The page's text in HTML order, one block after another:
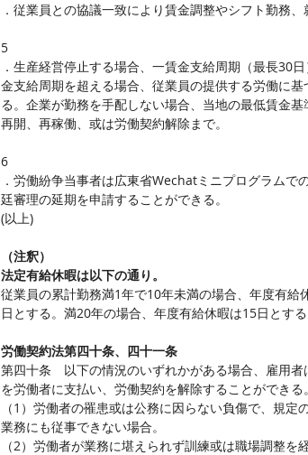
．従業員との協議一致により賃金調整やシフト勤務
5
．生産経営停止する場合、一賃金支給周期（最長30
金支給周期を超える場合、従業員の提供する労働に
る。企業が勤務を手配しない場合、当地の最低賃金
再開、再稼働、或は労働契約解除まで。
6
．労働紛争当事者は広東省Wechatミニプログラム
廷審理の延期を申請することができる。
(以上)
（注釈）
法定有給休暇は以下の通り。
従業員の累計勤務満1年で10年未満の場合、年度有
日とする。満20年の場合、年度有給休暇は15日とする
労働契約法第四十条、四十一条
第四十条　以下の情況のいずれかがある場合、雇用
を労働者に支払い、労働契約を解除することができる。
（1）労働者の罹患或は公務に因らない負傷で、規
業務にも従事できない場合。
（2）労働者が業務に堪えられず訓練或は職場調整を